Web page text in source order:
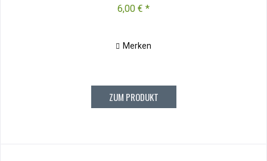
6,00 € *
Merken
ZUM PRODUKT